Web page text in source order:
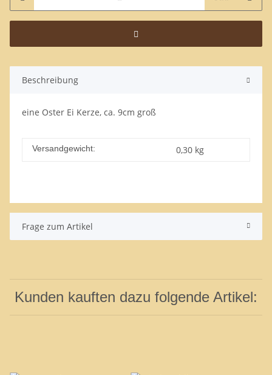
Beschreibung
eine Oster Ei Kerze, ca. 9cm groß
Versandgewicht: 0,30 kg
Frage zum Artikel
Kunden kauften dazu folgende Artikel: